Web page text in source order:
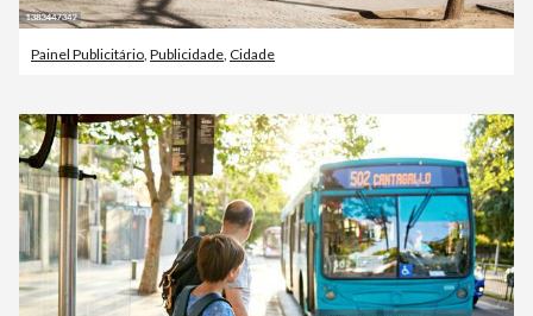
Painel Publicitário Publicidade Cidade